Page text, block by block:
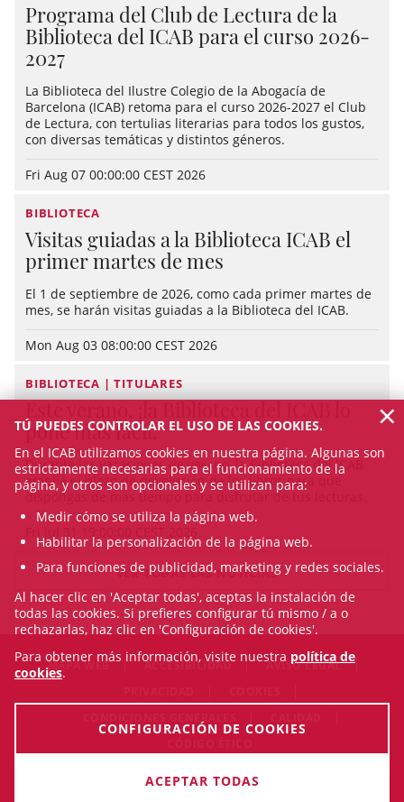
Programa del Club de Lectura de la
Biblioteca del ICAB para el curso 2026-
2027
La Biblioteca del Ilustre Colegio de la Abogacía de
Barcelona (ICAB) retoma para el curso 2026-2027 el Club
de Lectura, con tertulias literarias para todos los gustos,
con diversas temáticas y distintos géneros.
Fri Aug 07 00:00:00 CEST 2026
BIBLIOTECA
Visitas guiadas a la Biblioteca ICAB el
primer martes de mes
El 1 de septiembre de 2026, como cada primer martes de
mes, se harán visitas guiadas a la Biblioteca del ICAB.
Mon Aug 03 08:00:00 CEST 2026
BIBLIOTECA | TITULARES
pone más fácil!
Durante las vacaciones de verano, la Biblioteca del ICAB
amplía el plazo de devolución de los libros para que
dispongas de más tiempo para disfrutar de tus lecturas.
VER TODAS LAS NOTICIAS
MAPA WEB ACCESIBILIDAD
AVISO LEGAL
© Sun Aug 09 19:14:14 CEST 2026 Il·lustre Col·legi de
TÚ PUEDES CONTROLAR EL USO DE LAS COOKIES.
En el ICAB utilizamos cookies en nuestra página. Algunas son
estrictamente necesarias para el funcionamiento de la
página, y otros son opcionales y se utilizan para:
Medir cómo se utiliza la página web.
Habilitar la personalización de la página web.
Para funciones de publicidad, marketing y redes sociales.
Al hacer clic en 'Aceptar todas', aceptas la instalación de
todas las cookies. Si prefieres configurar tú mismo / a o
rechazarlas, haz clic en 'Configuración de cookies'.
Para obtener más información, visite nuestra política de
cookies.
CONFIGURACIÓN DE COOKIES
ACEPTAR TODAS
×